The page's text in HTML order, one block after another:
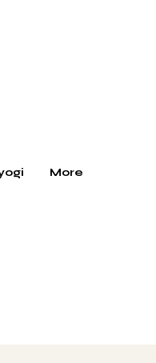
More